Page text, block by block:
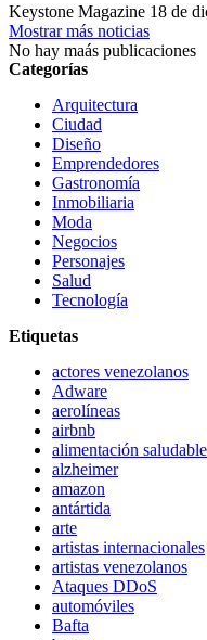
Keystone Magazine 18 de
Mostrar más noticias
No hay maás publicaciones
Categorías
Arquitectura
Ciudad
Diseño
Emprendedores
Gastronomía
Inmobiliaria
Moda
Negocios
Personajes
Salud
Tecnología
Etiquetas
actores venezolanos
Adware
aerolíneas
airbnb
alimentación saludable
alzheimer
amazon
antártida
arte
artistas internacionales
artistas venezolanos
Ataques DDoS
automóviles
Bafta